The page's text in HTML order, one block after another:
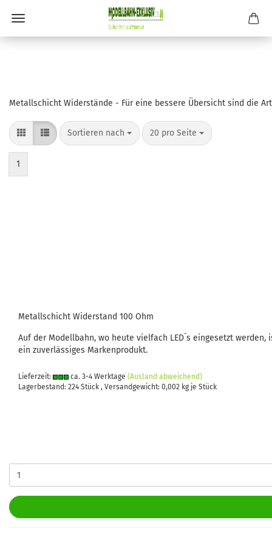
Metallschicht Widerstände - Für eine bessere Übersicht sind die
Sortieren nach
Sortieren nach 20 pro Seite
pro Seite
1
Metallschicht Widerstand 100 Ohm
Auf der Modellbahn, wo heute vielfach LED´s eingesetzt
ein zuverlässiges Markenprodukt.
Lieferzeit: ca. 3-4 Werktage (Ausland abweichend)
Lagerbestand: 224 Stück , Versandgewicht: 0,002 kg je Stück